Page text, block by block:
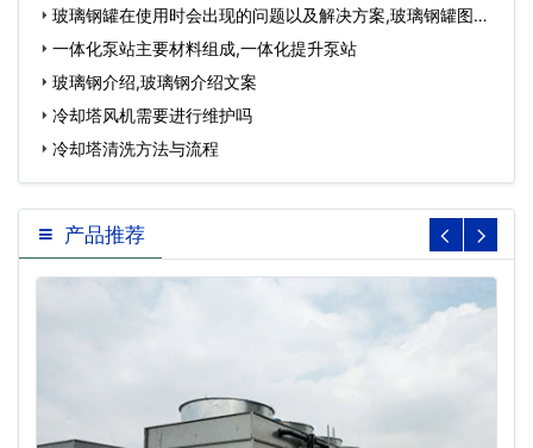
家联系方式及…
玻璃钢罐在使用时会出现的问题以及解决方案,玻璃钢罐图
片…一体化泵站主要材料组成,一体化提升泵站
玻璃钢介绍,玻璃钢介绍文案
冷却塔风机需要进行维护吗
冷却塔清洗方法与流程
产品推荐